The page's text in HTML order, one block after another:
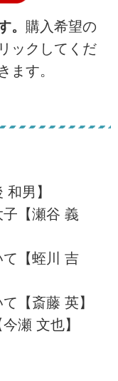
。 購入希望の
ックしてくだ
ます。
男】
【瀬谷 義
【蛭川 吉
【斎藤 英】
瀬 文也】